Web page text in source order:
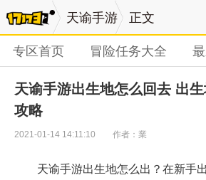
天谕手游 正文
专区首页 冒险任务大全
天谕手游出生地怎么回去 出
攻略
2021-01-14 14:11:10 作者：業
天谕手游出生地怎么出？在新手